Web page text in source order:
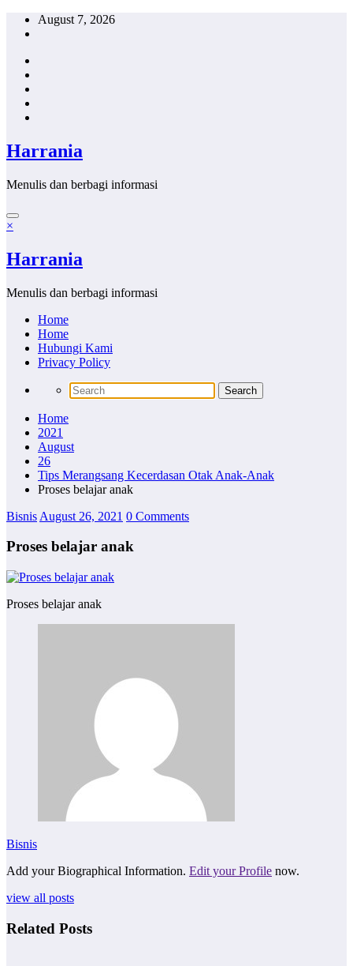
Skip
August 7, 2026
Harrania
Menulis dan berbagi informasi
×
Harrania
Menulis dan berbagi informasi
Home
Home
Hubungi Kami
Privacy Policy
Home
2021
August
26
Tips Merangsang Kecerdasan Otak Anak-Anak
Proses belajar anak
Bisnis August 26, 2021 0 Comments
Proses belajar anak
Proses belajar anak
Bisnis
Add your Biographical Information. Edit your Profile now.
view all posts
Related Posts